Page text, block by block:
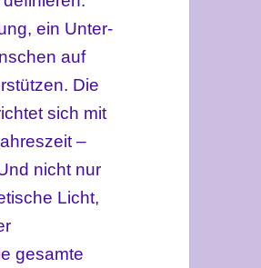
ein Unter-
auf
Die
sich mit
–
nicht nur
Licht,
gesamte